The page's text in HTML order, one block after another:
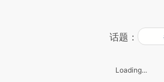
话题：
Loading...